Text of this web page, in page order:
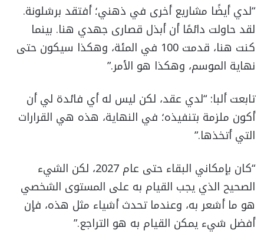
“لدي أيضًا مشاريع أخرى في ذهني؛ أفتقد برشلونة.
لقد حاولت دائمًا أن أبذل قصارى جهدي هنا. بينما
كنت هنا، قدمت 100 في المئة، وهكذا سيكون حتى
نهاية الموسم، وهكذا هو الأمر.”
تابعت ألبا: “لدي عقد، لكن ليس له أي فائدة لي أن
أكون ملزمة بتنفيذه؛ في النهاية، هذه هي القرارات
التي أتخذها.”
“كان بإمكاني البقاء حتى عام 2027، لكن الشيء
الصحيح الذي يجب القيام به على المستوى الشخصي
هو ما أشعر به، وعندما تحدث أشياء مثل هذه، فإن
أفضل شيء يمكن القيام به هو التراجع.”